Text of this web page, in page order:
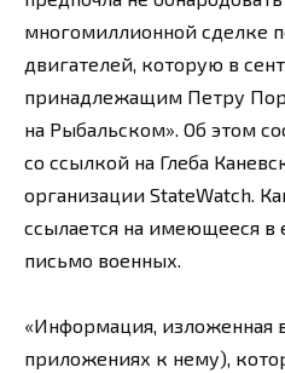
многомиллионной сделке
двигателей, которую в
принадлежащим Петру
на Рыбальском». Об этом
со ссылкой на Глеба
организации StateWatch.
ссылается на имеющееся в
письмо военных.
«Информация, изложенная
приложениях к нему),